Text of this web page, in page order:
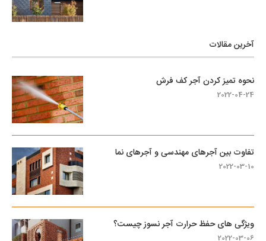
آخرین مقالات
نحوه تمیز کردن آجر کف فرش
2022-04-24
تفاوت بین آجرهای مهندسی و آجرهای نما
2022-03-10
ویژگی های حفظ حرارت آجر نسوز چیست؟
2022-03-06